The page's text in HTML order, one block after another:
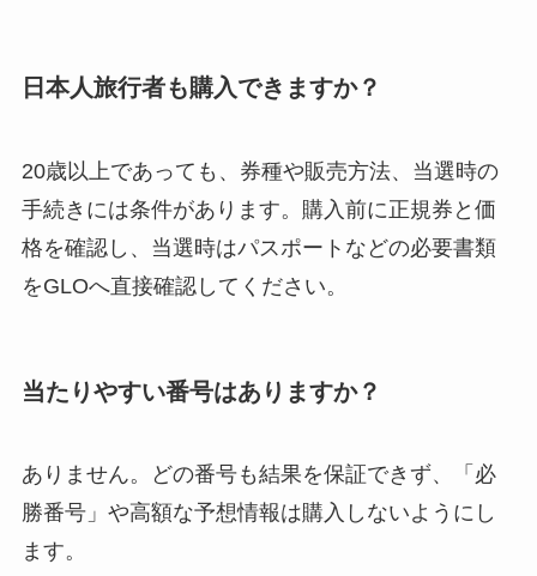
日本人旅行者も購入できますか？
20歳以上であっても、券種や販売方法、当選時の
手続きには条件があります。購入前に正規券と価
格を確認し、当選時はパスポートなどの必要書類
をGLOへ直接確認してください。
当たりやすい番号はありますか？
ありません。どの番号も結果を保証できず、「必
勝番号」や高額な予想情報は購入しないようにし
ます。